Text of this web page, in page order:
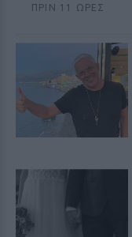
ΠΡΙΝ 11 ΏΡΕΣ